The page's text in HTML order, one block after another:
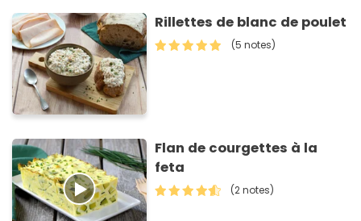
Rillettes de blanc de poulet
(5 notes)
Flan de courgettes à la
feta
(2 notes)